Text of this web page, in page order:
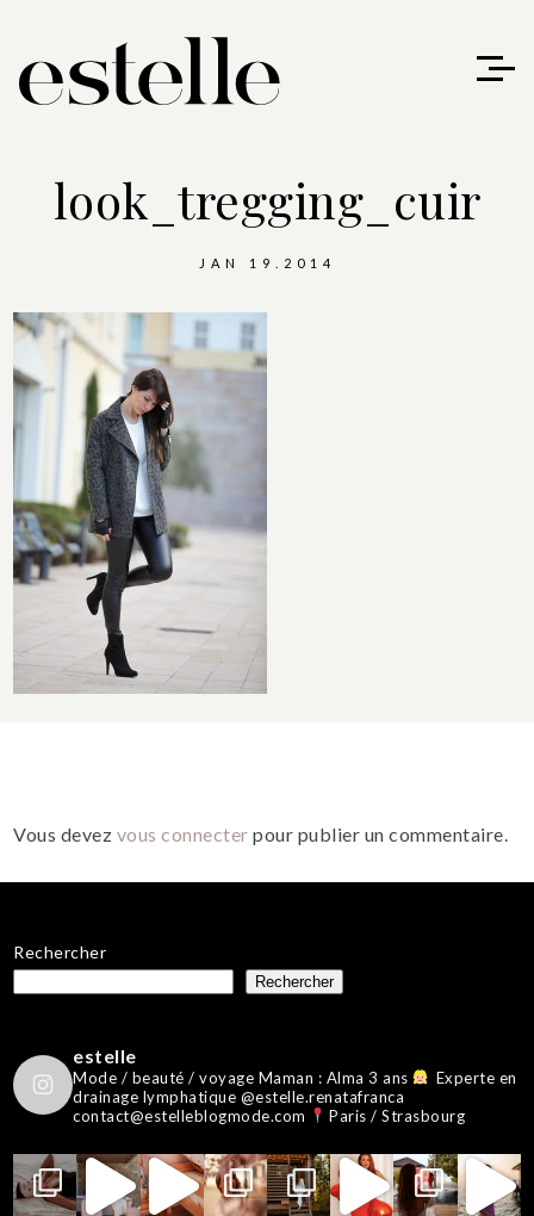
look_tregging_cuir
JAN 19.2014
Vous devez vous connecter pour publier un commentaire.
Rechercher
Rechercher
estelle
Mode / beauté / voyage Maman : Alma 3 ans
Experte en
drainage lymphatique @estelle.renatafranca
contact@estelleblogmode.com
Paris / Strasbourg